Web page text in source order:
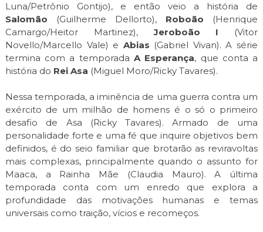
Luna/Petrônio Gontijo), e então veio a história de
Salomão (Guilherme Dellorto), Roboão (Henrique
Camargo/Heitor Martinez),Jeroboão I (Vitor
Novello/Marcello Vale) e Abias (Gabriel Vivan). A série
termina com a temporada A Esperança, que conta a
história do Rei Asa (Miguel Moro/Ricky Tavares).
Nessa temporada, a iminência de uma guerra contra um
exército de um milhão de homens é o só o primeiro
desafio de Asa (Ricky Tavares). Armado de uma
personalidade forte e uma fé que inquire objetivos bem
definidos, é do seio familiar que brotarão as reviravoltas
mais complexas, principalmente quando o assunto for
Maaca, a Rainha Mãe (Claudia Mauro). A última
temporada conta com um enredo que explora a
profundidade das motivações humanas e temas
universais como traição, vícios e recomeços.